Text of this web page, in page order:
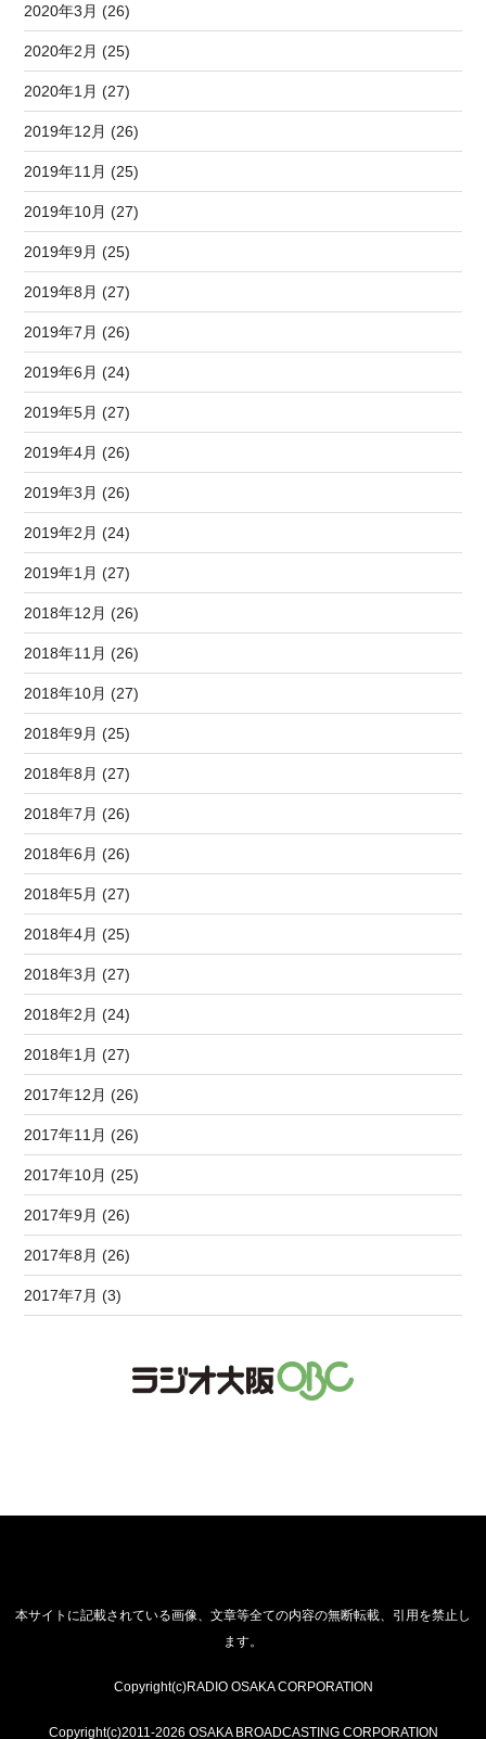
2020年3月 (26)
2020年2月 (25)
2020年1月 (27)
2019年12月 (26)
2019年11月 (25)
2019年10月 (27)
2019年9月 (25)
2019年8月 (27)
2019年7月 (26)
2019年6月 (24)
2019年5月 (27)
2019年4月 (26)
2019年3月 (26)
2019年2月 (24)
2019年1月 (27)
2018年12月 (26)
2018年11月 (26)
2018年10月 (27)
2018年9月 (25)
2018年8月 (27)
2018年7月 (26)
2018年6月 (26)
2018年5月 (27)
2018年4月 (25)
2018年3月 (27)
2018年2月 (24)
2018年1月 (27)
2017年12月 (26)
2017年11月 (26)
2017年10月 (25)
2017年9月 (26)
2017年8月 (26)
2017年7月 (3)
本サイトに記載されている画像、文章等全ての内容の無断転載、引用を禁止し
ます。
Copyright(c)RADIO OSAKA CORPORATION
Copyright(c)2011-2026 OSAKA BROADCASTING CORPORATION